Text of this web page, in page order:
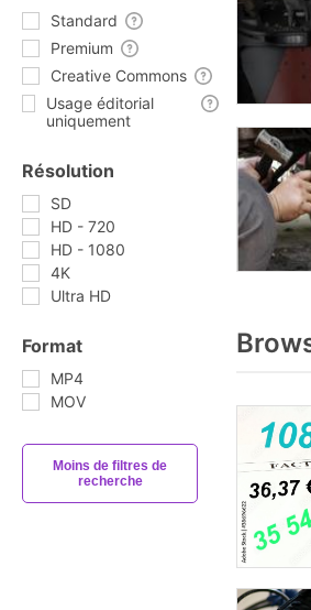
Standard
Premium
Creative Commons
Usage éditorial
uniquement
Résolution
SD
HD - 720
HD - 1080
4K
Ultra HD
Format
MP4
MOV
Moins de filtres de
recherche